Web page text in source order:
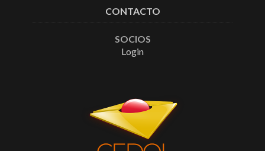
CONTACTO
SOCIOS
Login